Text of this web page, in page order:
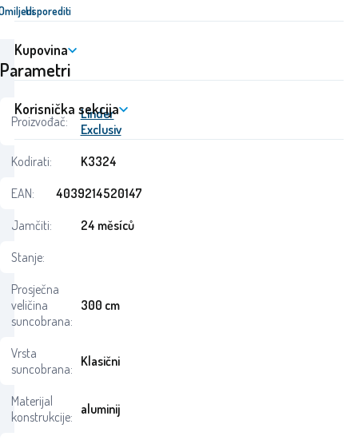
Usporediti
Parametri
Proizvođač:
Linder
Exclusiv
Kodirati:
K3324
EAN:
4039214520147
Jamčiti:
24 měsíců
Stanje:
Prosječna
veličina
suncobrana:
300 cm
Vrsta
suncobrana: Klasični
Materijal
konstrukcije: aluminij
Kupovina
Korisnička sekcija